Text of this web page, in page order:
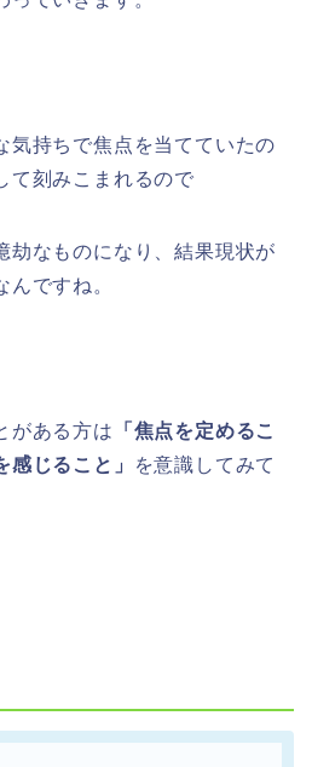
気持ちで焦点を当てていたの
て刻みこまれるので
劫なものになり、結果現状が
ですね。
がある方は
「焦点を定めるこ
感じること」
を意識してみて